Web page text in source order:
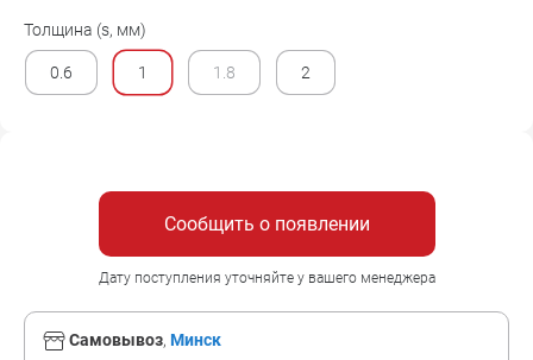
Толщина (s, мм)
0.6 1 1.8 2
Сообщить о появлении
Дату поступления уточняйте у вашего менеджера
Самовывоз, Минск